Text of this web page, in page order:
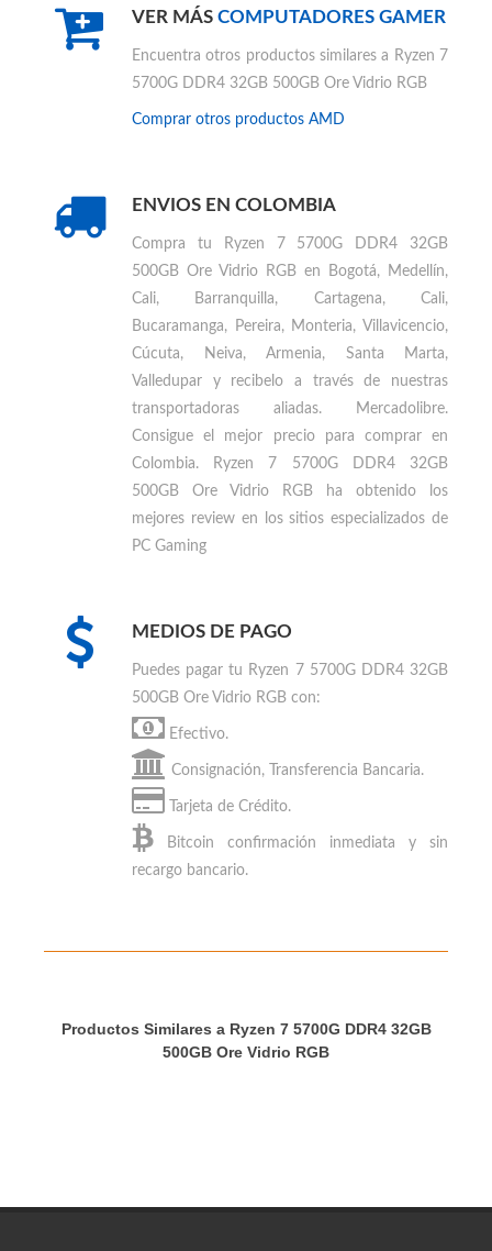
VER MÁS COMPUTADORES GAMER
Encuentra otros productos similares a Ryzen 7
5700G DDR4 32GB 500GB Ore Vidrio RGB
Comprar otros productos AMD
ENVIOS EN COLOMBIA
Compra tu
Ryzen 7 5700G DDR4 32GB
500GB Ore Vidrio RGB en Bogotá, Medellín,
Cali, Barranquilla, Cartagena, Cali,
Bucaramanga, Pereira, Monteria, Villavicencio,
Cúcuta, Neiva, Armenia, Santa Marta,
Valledupar y recibelo a través de nuestras
transportadoras aliadas. Mercadolibre.
Consigue el mejor precio para comprar en
Colombia.
Ryzen 7 5700G DDR4 32GB
500GB Ore Vidrio RGB ha obtenido los
mejores review en los sitios especializados de
PC Gaming
MEDIOS DE PAGO
Puedes pagar tu Ryzen 7 5700G DDR4 32GB
500GB Ore Vidrio RGB con:
Efectivo.
Consignación, Transferencia Bancaria.
Tarjeta de Crédito.
Bitcoin confirmación inmediata y sin
recargo bancario.
Productos Similares a Ryzen 7 5700G DDR4 32GB
500GB Ore Vidrio RGB